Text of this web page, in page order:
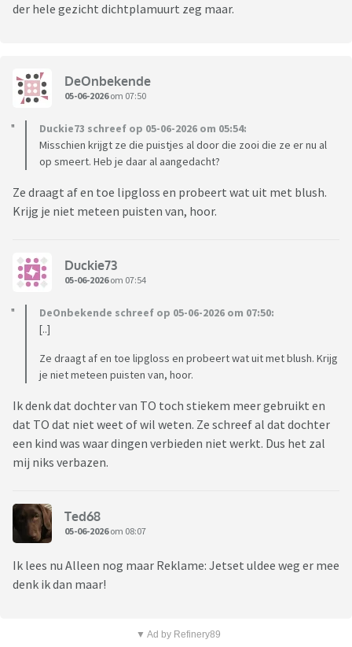
der hele gezicht dichtplamuurt zeg maar.
DeOnbekende
05-06-2026om 07:50
Duckie73 schreef op 05-06-2026 om 05:54:
Misschien krijgt ze die puistjes al door die zooi die ze er nu al
op smeert. Heb je daar al aangedacht?
Ze draagt af en toe lipgloss en probeert wat uit met blush.
Krijg je niet meteen puisten van, hoor.
Duckie73
05-06-2026om 07:54
DeOnbekende schreef op 05-06-2026 om 07:50:
[..]
Ze draagt af en toe lipgloss en probeert wat uit met blush. Krijg
je niet meteen puisten van, hoor.
Ik denk dat dochter van TO toch stiekem meer gebruikt en
dat TO dat niet weet of wil weten. Ze schreef al dat dochter
een kind was waar dingen verbieden niet werkt. Dus het zal
mij niks verbazen.
Ted68
05-06-2026om 08:07
Ik lees nu Alleen nog maar Reklame: Jetset uldee weg er mee
denk ik dan maar!
▼ Ad by Refinery89